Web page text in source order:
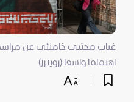
غياب مجتبى خامنئي عن مراسم
اهتماما واسعا (رويترز)